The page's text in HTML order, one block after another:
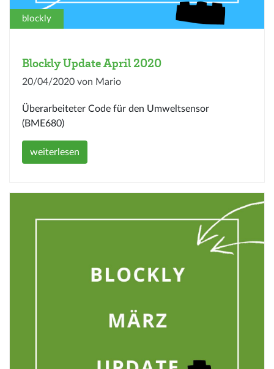
blockly
Blockly Update April 2020
20/04/2020 von Mario
Überarbeiteter Code für den Umweltsensor
(BME680)
weiterlesen